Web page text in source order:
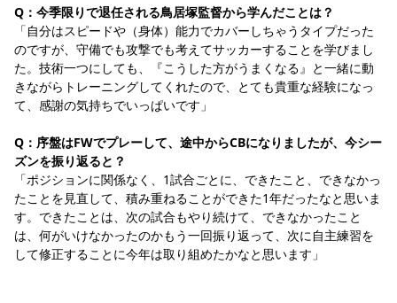
Q：今季限りで退任される鳥居塚監督から学んだことは？
「自分はスピードや（身体）能力でカバーしちゃうタイプだった
のですが、守備でも攻撃でも考えてサッカーすることを学びまし
た。技術一つにしても、『こうした方がうまくなる』と一緒に動
きながらトレーニングしてくれたので、とても貴重な経験になっ
て、感謝の気持ちでいっぱいです」
Q：序盤はFWでプレーして、途中からCBになりましたが、今シー
ズンを振り返ると？
「ポジションに関係なく、1試合ごとに、できたこと、できなかっ
たことを見直して、積み重ねることができた1年だったなと思いま
す。できたことは、次の試合もやり続けて、できなかったこと
は、何がいけなかったのかもう一回振り返って、次に自主練習を
して修正することに今年は取り組めたかなと思います」